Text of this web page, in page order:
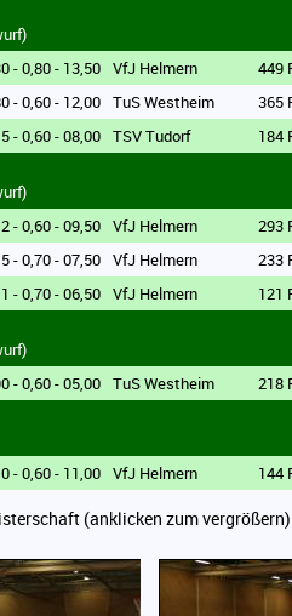
- 0,80 - 13,50 VfJ Helmern
449
- 0,60 - 12,00 TuS Westheim
365
- 0,60 - 08,00 TSV Tudorf
184
- 0,60 - 09,50 VfJ Helmern
293
- 0,70 - 07,50 VfJ Helmern
233
- 0,70 - 06,50 VfJ Helmern
121
- 0,60 - 05,00 TuS Westheim
218
- 0,60 - 11,00 VfJ Helmern 144
(anklicken zum